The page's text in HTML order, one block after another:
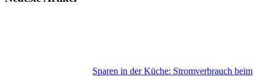
Sparen in der Küche: Stromverbrauch beim